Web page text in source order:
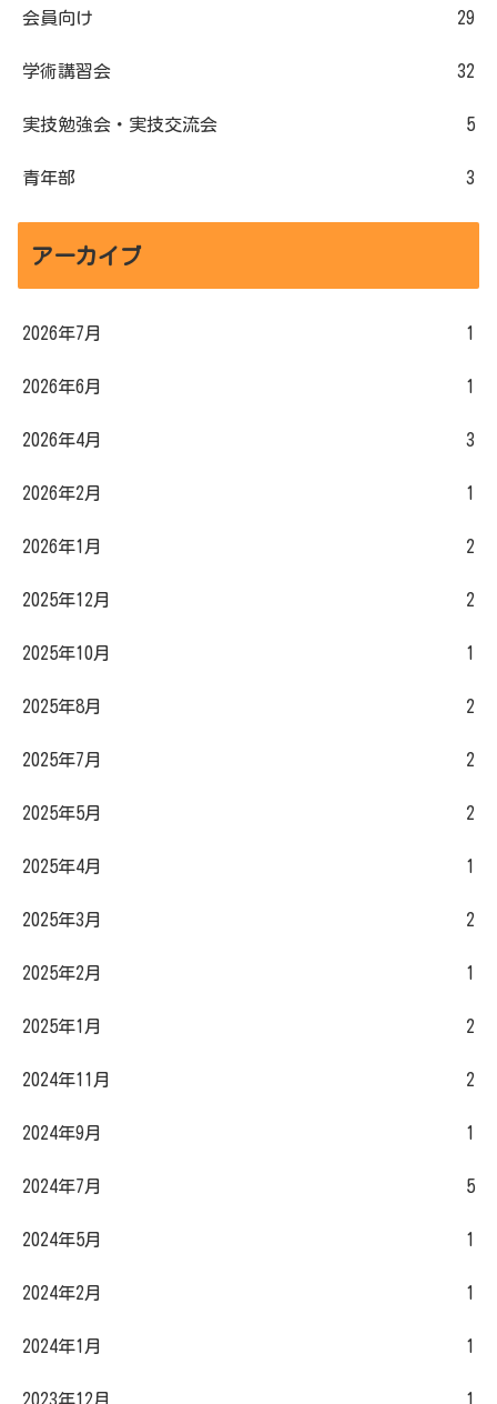
会員向け 29
学術講習会 32
実技勉強会・実技交流会 5
青年部 3
アーカイブ
2026年7月 1
2026年6月 1
2026年4月 3
2026年2月 1
2026年1月 2
2025年12月 2
2025年10月 1
2025年8月 2
2025年7月 2
2025年5月 2
2025年4月 1
2025年3月 2
2025年2月 1
2025年1月 2
2024年11月 2
2024年9月 1
2024年7月 5
2024年5月 1
2024年2月 1
2024年1月 1
2023年12月 1